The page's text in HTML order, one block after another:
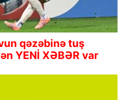
qəzəbinə tuş
YENİ XƏBƏR var